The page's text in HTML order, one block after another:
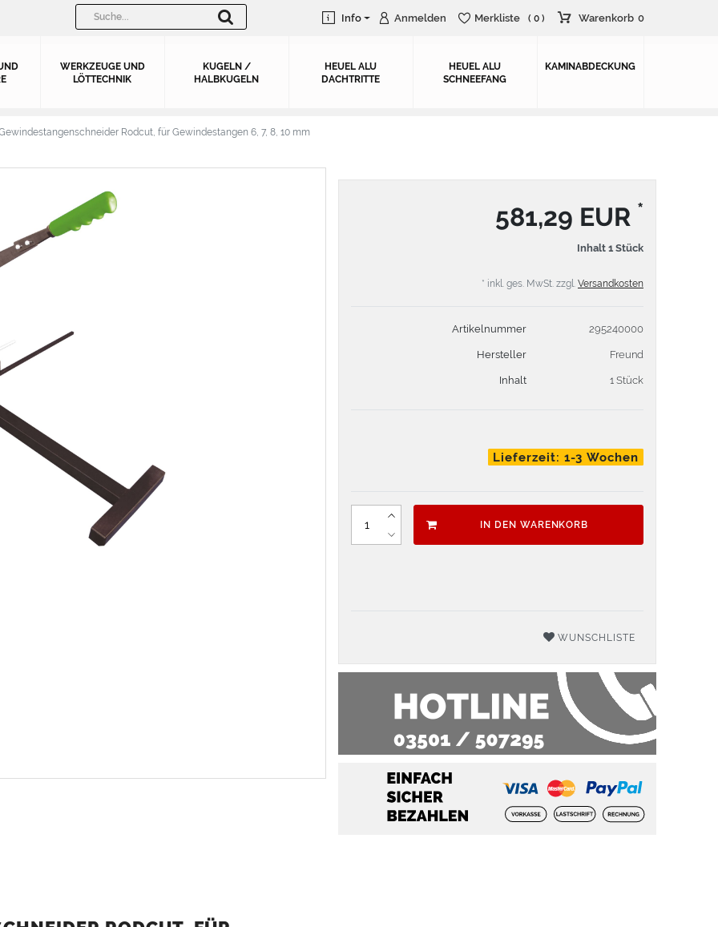
Info Anmelden Merkliste ( 0 ) Warenkorb 0
WERKZEUGE UND
LÖTTECHNIK
KUGELN /
HALBKUGELN
HEUEL ALU
DACHTRITTE
HEUEL ALU
SCHNEEFANG
KAMINABDECKUNG
Rodcut, für Gewindestangen 6, 7, 8, 10 mm
581,29 EUR *
Inhalt 1 Stück
* inkl. ges. MwSt. zzgl. Versandkosten
Artikelnummer 295240000
Hersteller Freund
Inhalt 1 Stück
Lieferzeit: 1-3 Wochen
IN DEN WARENKORB
WUNSCHLISTE